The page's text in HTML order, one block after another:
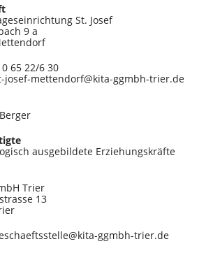
St. Josef
9 a
65 22/6 30
josef-mettendorf@kita-ggmbh-trier.de
ausgebildete Erziehungskräfte
Trier
13
ggmbh-trier.de